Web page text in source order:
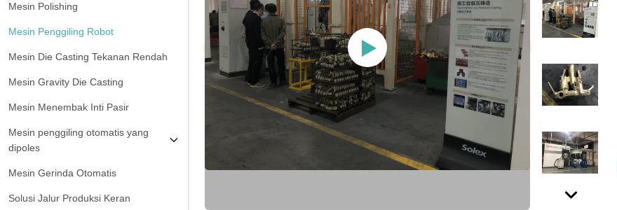
Mesin Polishing
Mesin Penggiling Robot
Mesin Die Casting Tekanan Rendah
Mesin Gravity Die Casting
Mesin Menembak Inti Pasir
Mesin penggiling otomatis yang
dipoles
Mesin Gerinda Otomatis
Solusi Jalur Produksi Keran